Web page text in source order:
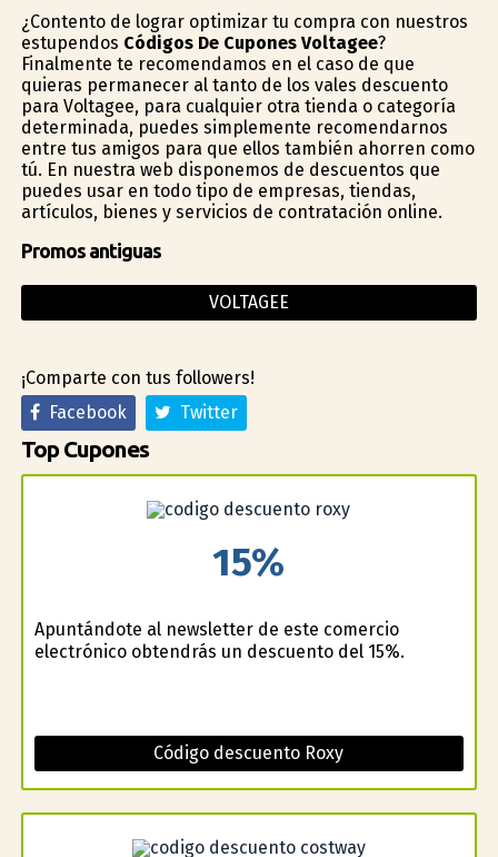
¿Contento de lograr optimizar tu compra con nuestros
estupendos Códigos De Cupones Voltagee?
Finalmente te recomendamos en el caso de que
quieras permanecer al tanto de los vales descuento
para Voltagee, para cualquier otra tienda o categoría
determinada, puedes simplemente recomendarnos
entre tus amigos para que ellos también ahorren como
tú. En nuestra web disponemos de descuentos que
puedes usar en todo tipo de empresas, tiendas,
artículos, bienes y servicios de contratación online.
Promos antiguas
VOLTAGEE
¡Comparte con tus followers!
Facebook
Twitter
Top Cupones
15%
Apuntándote al newsletter de este comercio
electrónico obtendrás un descuento del 15%.
Código descuento Roxy